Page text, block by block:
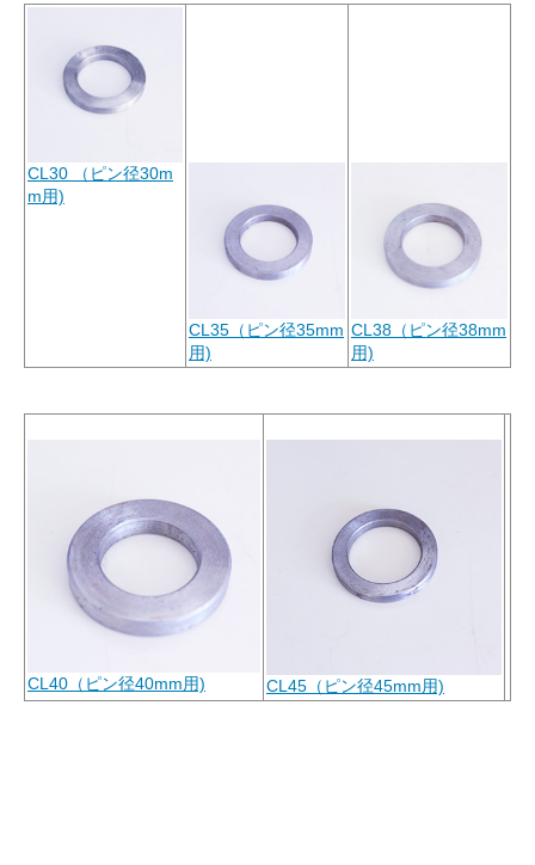
CL30 （ピン径30m
m用)
CL35（ピン径35mm
用)
CL38（ピン径38mm
用)
CL40（ピン径40mm用) CL45（ピン径45mm用)